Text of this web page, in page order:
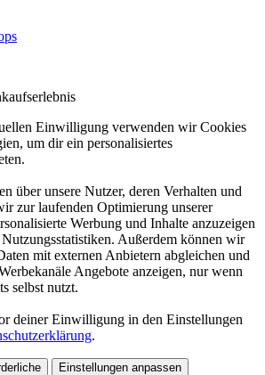
Einwilligung verwenden wir Cookies
um dir ein personalisiertes
über unsere Nutzer, deren Verhalten und
zur laufenden Optimierung unserer
Werbung und Inhalte anzuzeigen
Außerdem können wir
mit externen Anbietern abgleichen und
Angebote anzeigen, nur wenn
selbst nutzt.
deiner Einwilligung in den Einstellungen
.
Einstellungen anpassen